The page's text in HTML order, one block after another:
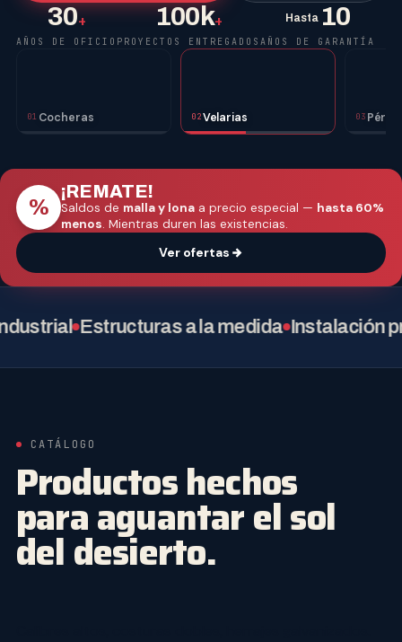
30+
AÑOS DE OFICIO
100k+
PROYECTOS ENTREGADOS
Hasta 10
AÑOS DE GARANTÍA
01 Cocheras 02Velarias 03
%
¡REMATE!
Saldos de malla y lona a precio especial — hasta 60%
menos. Mientras duren las existencias.
Ver ofertas
Estructuras a la medida Instalación
CATÁLOGO
Productos hechos
para aguantar el sol
del desierto.